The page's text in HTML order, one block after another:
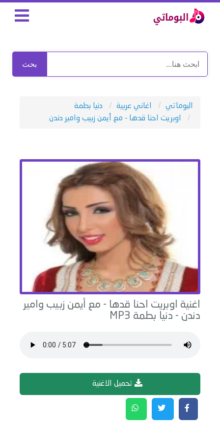
بحث
البوماتي اغاني عربية
دنيا بطمة
اوبريت احنا قدها - مع أيمن زبيب وامير دندن
اغنية
اوبريت احنا قدها - مع أيمن زبيب وامير
دندن - دنيا بطمة
تحميل الاغنية